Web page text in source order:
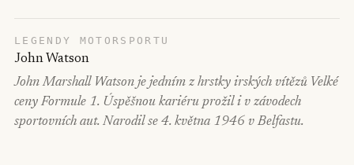
LEGENDY MOTORSPORTU
John Watson
John Marshall Watson je jedním z hrstky irských vítězů Velké
ceny Formule 1. Úspěšnou kariéru prožil i v závodech
sportovních aut. Narodil se 4. května 1946 v Belfastu.